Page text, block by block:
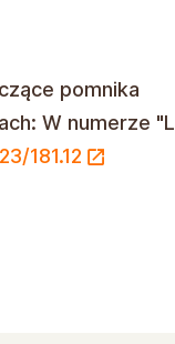
pomnika
W numerze
181.12